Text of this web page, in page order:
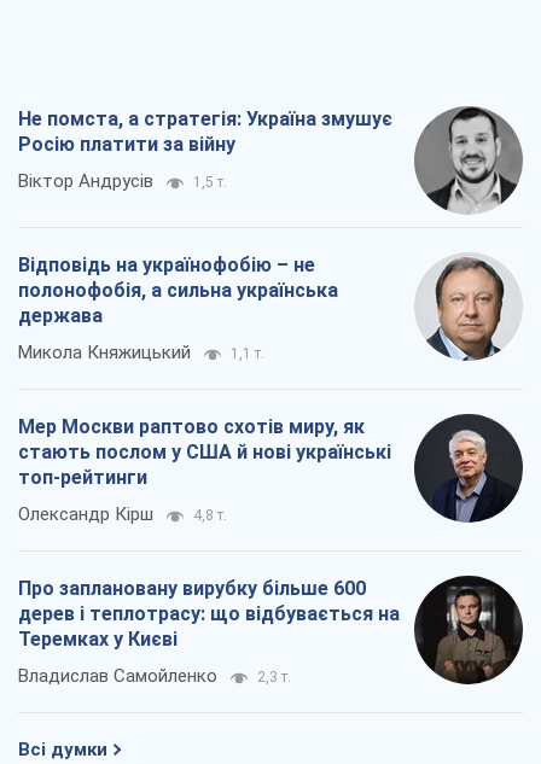
Не помста, а стратегія: Україна змушує
Росію платити за війну
Віктор Андрусів 1,5 т.
Відповідь на українофобію – не
полонофобія, а сильна українська
держава
Микола Княжицький 1,1 т.
Мер Москви раптово схотів миру, як
стають послом у США й нові українські
топ-рейтинги
Олександр Кірш 4,8 т.
Про заплановану вирубку більше 600
дерев і теплотрасу: що відбувається на
Теремках у Києві
Владислав Самойленко 2,3 т.
Всі думки